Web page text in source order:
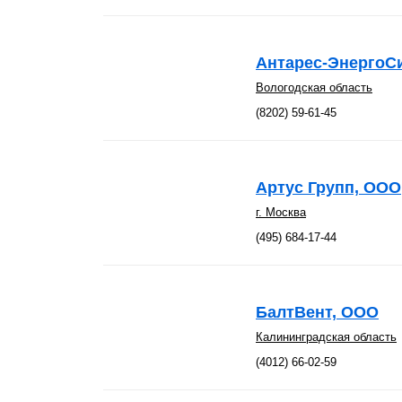
Антарес-
Вологодская область
(8202) 59-61-45
Артус Групп, ООО
г. Москва
(495) 684-17-44
БалтВент, ООО
Калининградская область
(4012) 66-02-59